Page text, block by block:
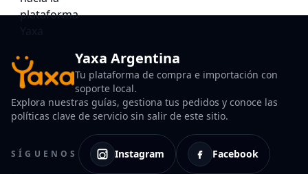
Yaxa Argentina
Tu plataforma de compra e importación con
soporte local.
Explora nuestras guías, gestiona tus pedidos y conoce las
políticas clave de servicio sin salir de este sitio.
SÍGUENOS Instagram Facebook